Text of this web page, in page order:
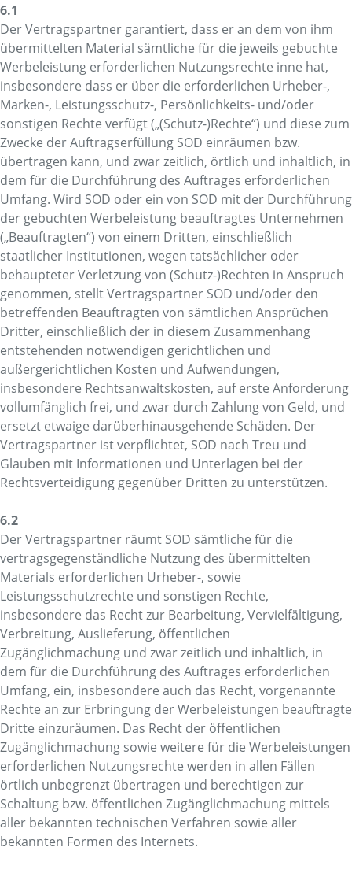
6.1
Der Vertragspartner garantiert, dass er an dem von ihm
übermittelten Material sämtliche für die jeweils gebuchte
Werbeleistung erforderlichen Nutzungsrechte inne hat,
insbesondere dass er über die erforderlichen Urheber-,
Marken-, Leistungsschutz-, Persönlichkeits- und/oder
sonstigen Rechte verfügt („(Schutz-)Rechte“) und diese zum
Zwecke der Auftragserfüllung SOD einräumen bzw.
übertragen kann, und zwar zeitlich, örtlich und inhaltlich, in
dem für die Durchführung des Auftrages erforderlichen
Umfang. Wird SOD oder ein von SOD mit der Durchführung
der gebuchten Werbeleistung beauftragtes Unternehmen
(„Beauftragten“) von einem Dritten, einschließlich
staatlicher Institutionen, wegen tatsächlicher oder
behaupteter Verletzung von (Schutz-)Rechten in Anspruch
genommen, stellt Vertragspartner SOD und/oder den
betreffenden Beauftragten von sämtlichen Ansprüchen
Dritter, einschließlich der in diesem Zusammenhang
entstehenden notwendigen gerichtlichen und
außergerichtlichen Kosten und Aufwendungen,
insbesondere Rechtsanwaltskosten, auf erste Anforderung
vollumfänglich frei, und zwar durch Zahlung von Geld, und
ersetzt etwaige darüberhinausgehende Schäden. Der
Vertragspartner ist verpflichtet, SOD nach Treu und
Glauben mit Informationen und Unterlagen bei der
Rechtsverteidigung gegenüber Dritten zu unterstützen.
6.2
Der Vertragspartner räumt SOD sämtliche für die
vertragsgegenständliche Nutzung des übermittelten
Materials erforderlichen Urheber-, sowie
Leistungsschutzrechte und sonstigen Rechte,
insbesondere das Recht zur Bearbeitung, Vervielfältigung,
Verbreitung, Auslieferung, öffentlichen
Zugänglichmachung und zwar zeitlich und inhaltlich, in
dem für die Durchführung des Auftrages erforderlichen
Umfang, ein, insbesondere auch das Recht, vorgenannte
Rechte an zur Erbringung der Werbeleistungen beauftragte
Dritte einzuräumen. Das Recht der öffentlichen
Zugänglichmachung sowie weitere für die Werbeleistungen
erforderlichen Nutzungsrechte werden in allen Fällen
örtlich unbegrenzt übertragen und berechtigen zur
Schaltung bzw. öffentlichen Zugänglichmachung mittels
aller bekannten technischen Verfahren sowie aller
bekannten Formen des Internets.